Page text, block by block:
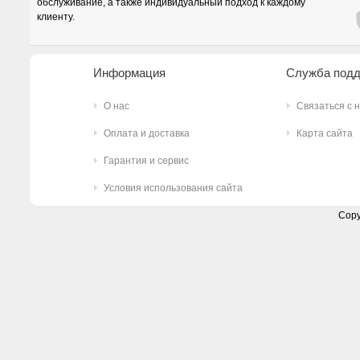
обслуживание, а также индивидуальный подход к каждому
клиенту.
Информация
О нас
Оплата и доставка
Гарантия и сервис
Условия использования сайта
Служба
Связаться с
Карта сайта